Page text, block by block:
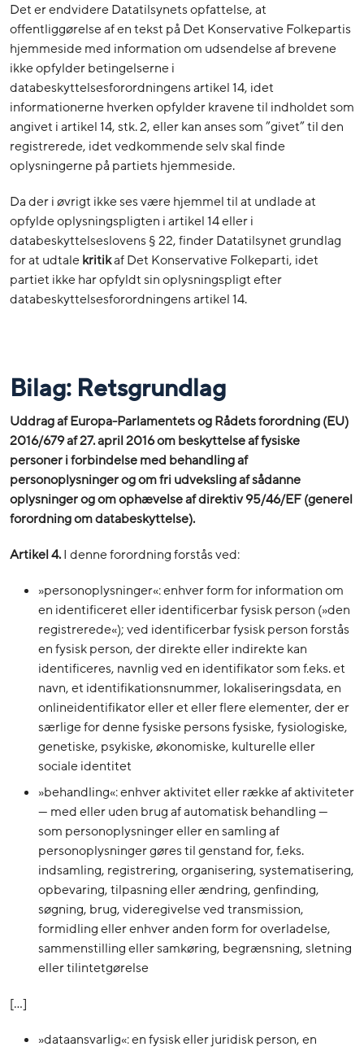
Det er endvidere Datatilsynets opfattelse, at
offentliggørelse af en tekst på Det Konservative Folkepartis
hjemmeside med information om udsendelse af brevene
ikke opfylder betingelserne i
databeskyttelsesforordningens artikel 14, idet
informationerne hverken opfylder kravene til indholdet som
angivet i artikel 14, stk. 2, eller kan anses som ”givet” til den
registrerede, idet vedkommende selv skal finde
oplysningerne på partiets hjemmeside.
Da der i øvrigt ikke ses være hjemmel til at undlade at
opfylde oplysningspligten i artikel 14 eller i
databeskyttelseslovens § 22, finder Datatilsynet grundlag
for at udtalekritikaf Det Konservative Folkeparti, idet
partiet ikke har opfyldt sin oplysningspligt efter
databeskyttelsesforordningens artikel 14.
Bilag: Retsgrundlag
Uddrag af Europa-Parlamentets og Rådets forordning (EU)
2016/679 af 27. april 2016 om beskyttelse af fysiske
personer i forbindelse med behandling af
personoplysninger og om fri udveksling af sådanne
oplysninger og om ophævelse af direktiv 95/46/EF (generel
forordning om databeskyttelse).
Artikel 4.I denne forordning forstås ved:
»personoplysninger«: enhver form for information om
en identificeret eller identificerbar fysisk person (»den
registrerede«); ved identificerbar fysisk person forstås
en fysisk person, der direkte eller indirekte kan
identificeres, navnlig ved en identifikator som f.eks. et
navn, et identifikationsnummer, lokaliseringsdata, en
onlineidentifikator eller et eller flere elementer, der er
særlige for denne fysiske persons fysiske, fysiologiske,
genetiske, psykiske, økonomiske, kulturelle eller
sociale identitet
»behandling«: enhver aktivitet eller række af aktiviteter
— med eller uden brug af automatisk behandling —
som personoplysninger eller en samling af
personoplysninger gøres til genstand for, f.eks.
indsamling, registrering, organisering, systematisering,
opbevaring, tilpasning eller ændring, genfinding,
søgning, brug, videregivelse ved transmission,
formidling eller enhver anden form for overladelse,
sammenstilling eller samkøring, begrænsning, sletning
eller tilintetgørelse
[…]
»dataansvarlig«: en fysisk eller juridisk person, en